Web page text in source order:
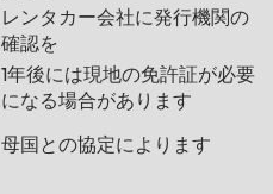
レンタカー会社に発行機関の
確認を
1年後には現地の免許証が必要
になる場合があります
母国との協定によります